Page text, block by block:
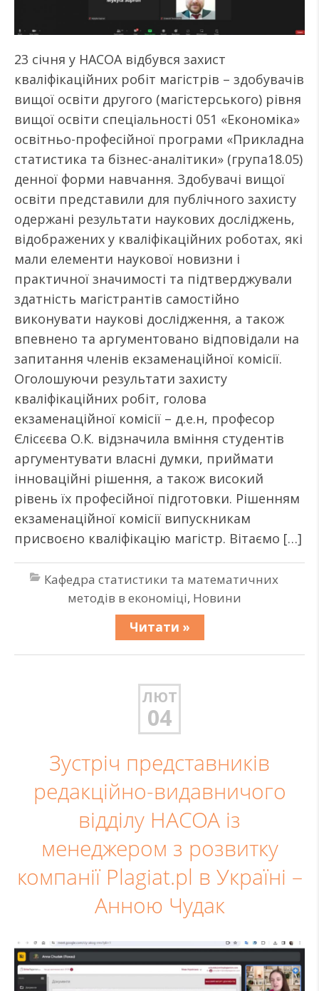
23 січня у НАСОА відбувся захист
кваліфікаційних робіт магістрів – здобувачів
вищої освіти другого (магістерського) рівня
вищої освіти спеціальності 051 «Економіка»
освітньо-професійної програми «Прикладна
статистика та бізнес-аналітики» (група18.05)
денної форми навчання. Здобувачі вищої
освіти представили для публічного захисту
одержані результати наукових досліджень,
відображених у кваліфікаційних роботах, які
мали елементи наукової новизни і
практичної значимості та підтверджували
здатність магістрантів самостійно
виконувати наукові дослідження, а також
впевнено та аргументовано відповідали на
запитання членів екзаменаційної комісії.
Оголошуючи результати захисту
кваліфікаційних робіт, голова
екзаменаційної комісії – д.е.н, професор
Єлісєєва О.К. відзначила вміння студентів
аргументувати власні думки, приймати
інноваційні рішення, а також високий
рівень їх професійної підготовки. Рішенням
екзаменаційної комісії випускникам
присвоєно кваліфікацію магістр. Вітаємо […]
Кафедра статистики та математичних
методів в економіці, Новини
Читати »
ЛЮТ
04
Зустріч представників
редакційно-видавничого
відділу НАСОА із
менеджером з розвитку
компанії Plagiat.pl в Україні –
Анною Чудак